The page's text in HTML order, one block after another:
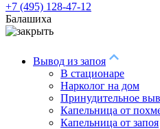
+7 (495) 128-47-12
Балашиха
Вывод из запоя
В стационаре
Нарколог на дом
Принудительное
Капельница от
Капельница от запоя